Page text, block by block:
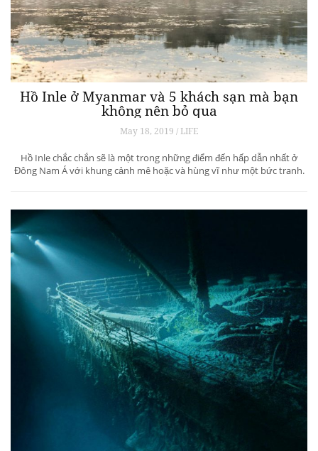
Hồ Inle ở Myanmar và 5 khách sạn mà bạn
không nên bỏ qua
May 18, 2019 / LIFE
Hồ Inle chắc chắn sẽ là một trong những điểm đến hấp dẫn nhất ở
Đông Nam Á với khung cảnh mê hoặc và hùng vĩ như một bức tranh.